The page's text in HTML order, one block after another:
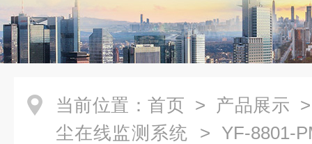
当前位置： 首页 > 产品展示
尘在线监测系统 > YF-8801-